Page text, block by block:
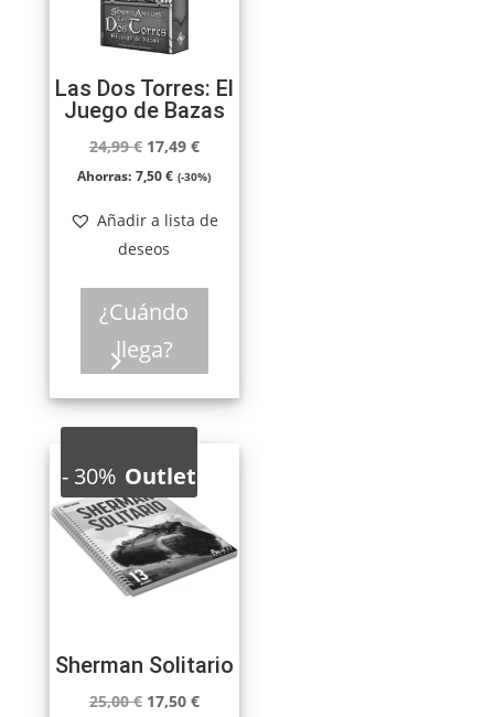
Las Dos Torres: El
Juego de Bazas
24,99€ El
precio
era:
24,99 €.
17,49 €El
precio
es:
Ahorras: 7,50€ (-30%)
Añadir a lista de
deseos
¿Cuándo
llega?
-30% Outlet
Sherman Solitario
25,00€ El
17,50 €El